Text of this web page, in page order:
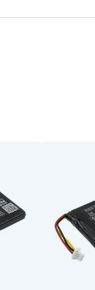
Garmin Drive
Garmin
Garmin Nuvi 50LM